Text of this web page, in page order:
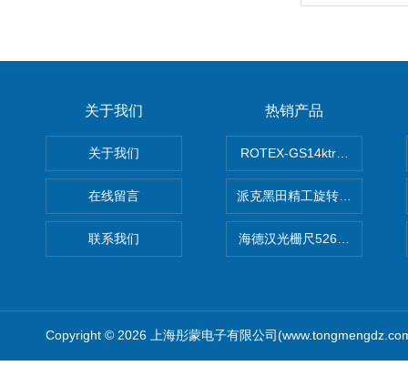
关于我们
关于我们
在线留言
联系我们
热销产品
ROTEX-GS14ktr梅花连轴器
派克黑田精工旋转气缸
海德汉光栅尺526974-09
Copyright © 2026 上海彤蒙电子有限公司